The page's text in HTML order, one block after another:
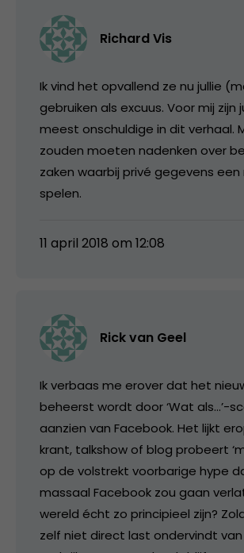
Richard Vis
Ik vind het opvallend ze nu jullie
gebruiken als excuus. Voor mij zijn
meest onschuldige in dit verhaal.
zouden moeten nadenken over
zaken waarbij privé gegevens een
spelen.
11 april 2018 om 12:08
Rick van Geel
Ik verbaas me erover dat het
beheerst wordt door ‘Wat als…’-
aanzien van Facebook. Het lijkt
krant, talkshow of blog probeert
op de volstrekt voorbarige hype
massaal Facebook zou gaan
wereld écht zo principieel zijn?
zelf niet direct last ondervindt